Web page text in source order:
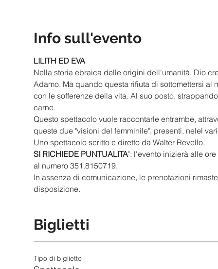
Info sull'evento
LILITH ED EVA
Nella storia ebraica delle origini dell'umanità, Dio
Adamo. Ma quando questa rifiuta di sottomettersi
con le sofferenze della vita. Al suo posto,
carne.
Questo spettacolo vuole raccontarle entrambe,
queste due "visioni del femminile", presenti, nelel
Uno spettacolo scritto e diretto da Walter Revello.
SI RICHIEDE PUNTUALITA': l'evento inizierà alle
al numero 351.8150719.
In assenza di comunicazione, le prenotazioni
disposizione.
Biglietti
Tipo di biglietto